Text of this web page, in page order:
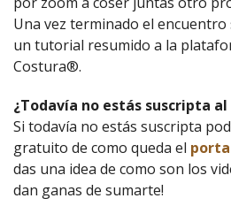
Una vez terminado el encuentro
un tutorial resumido a la
Costura®.
¿Todavía no estás suscripta al
Si todavía no estás suscripta
gratuito de como queda el
das una idea de como son los
dan ganas de sumarte!